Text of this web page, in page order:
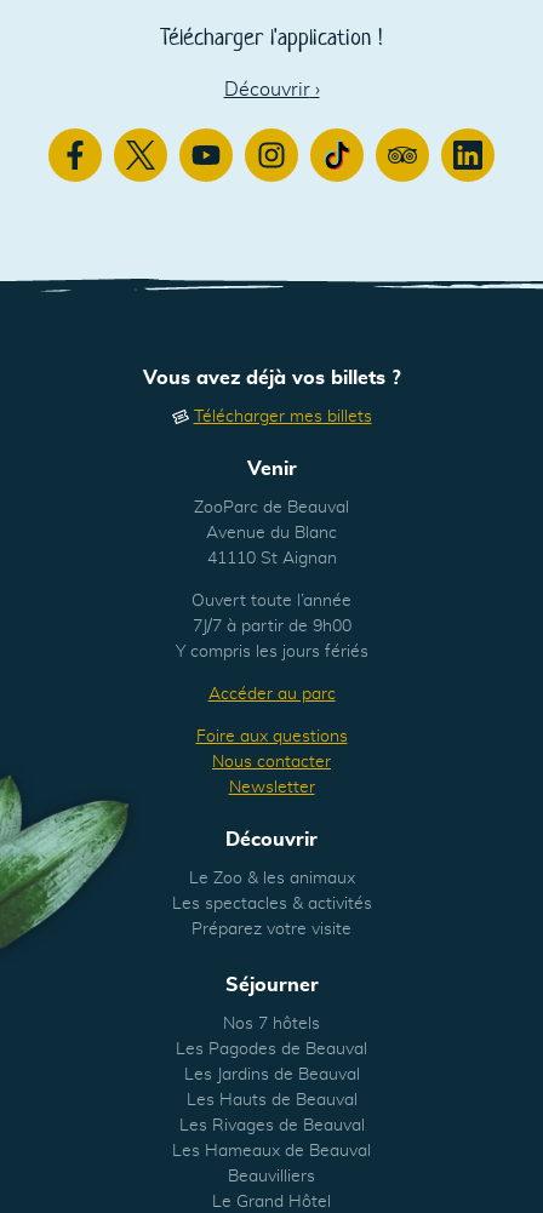
Télécharger l'application !
Découvrir›
FacebookTwitterYoutubeInstagram
TikTok TripAdvisorLinkedin
Venir
ZooParc de Beauval
Avenue du Blanc
41110 St Aignan
Ouvert toute l’année
7J/7 à partir de 9h00
Y compris les jours fériés
Accéder au parc
Foire aux questions
Nous contacter
Newsletter
Découvrir
Le Zoo & les animaux
Les spectacles & activités
Préparez votre visite
Séjourner
Nos 7 hôtels
Les Pagodes de Beauval
Les Jardins de Beauval
Les Hauts de Beauval
Les Rivages de Beauval
Les Hameaux de Beauval
Beauvilliers
Le Grand Hôtel
Vous avez déjà vos billets ?
Télécharger mes billets